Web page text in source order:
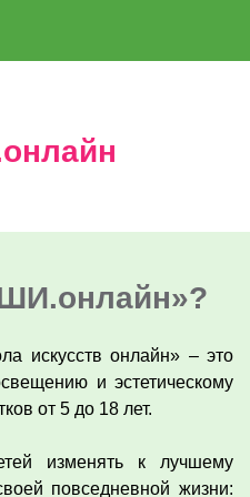
искусств онлайн» – это
и эстетическому
от 5 до 18 лет.
изменять к лучшему
повседневной жизни: